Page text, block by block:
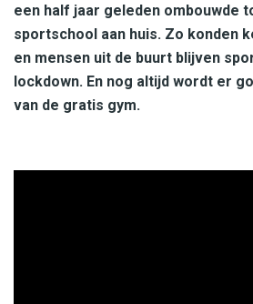
een half jaar geleden ombouwde
sportschool aan huis. Zo konden
en mensen uit de buurt blijven
lockdown. En nog altijd wordt er
van de gratis gym.